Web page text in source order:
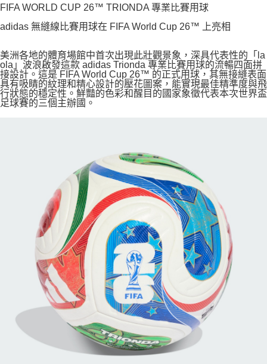
FIFA WORLD CUP 26™ TRIONDA 專業比賽用球
adidas 無縫線比賽用球在 FIFA World Cup 26™ 上亮相
美洲各地的體育場館中首次出現此壯觀景象，深具代表性的「la
ola」波浪啟發這款 adidas Trionda 專業比賽用球的流暢四面拼
接設計。這是 FIFA World Cup 26™ 的正式用球，其無接縫表面
具有吸睛的紋理和精心設計的壓花圖案，能實現最佳精準度與飛
行狀態的穩定性。鮮豔的色彩和醒目的國家象徵代表本次世界盃
足球賽的三個主辦國。